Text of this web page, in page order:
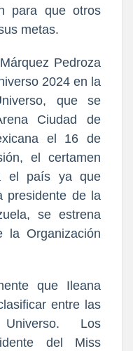
para que otros
metas.
Pedroza
2024 en la
que se
Ciudad de
el 16 de
el certamen
el país ya que
presidente de la
, se estrena
la Organización
que Ileana
entre las
Los
del Miss